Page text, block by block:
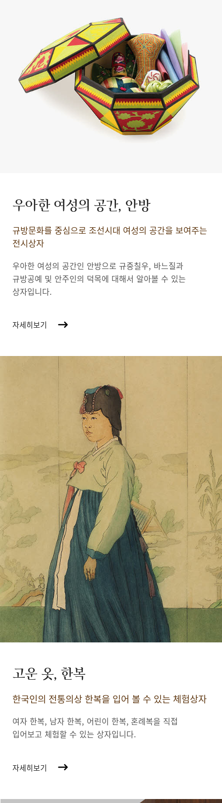
우아한 여성의 공간, 안방
규방문화를 중심으로 조선시대 여성의 공간을 보여주는
전시상자
우아한 여성의 공간인 안방으로 규중칠우, 바느질과
규방공예 및 안주인의 덕목에 대해서 알아볼 수 있는
상자입니다.
자세히보기
고운 옷, 한복
한국인의 전통의상 한복을 입어 볼 수 있는 체험상자
여자 한복, 남자 한복, 어린이 한복, 혼례복을 직접
입어보고 체험할 수 있는 상자입니다.
자세히보기